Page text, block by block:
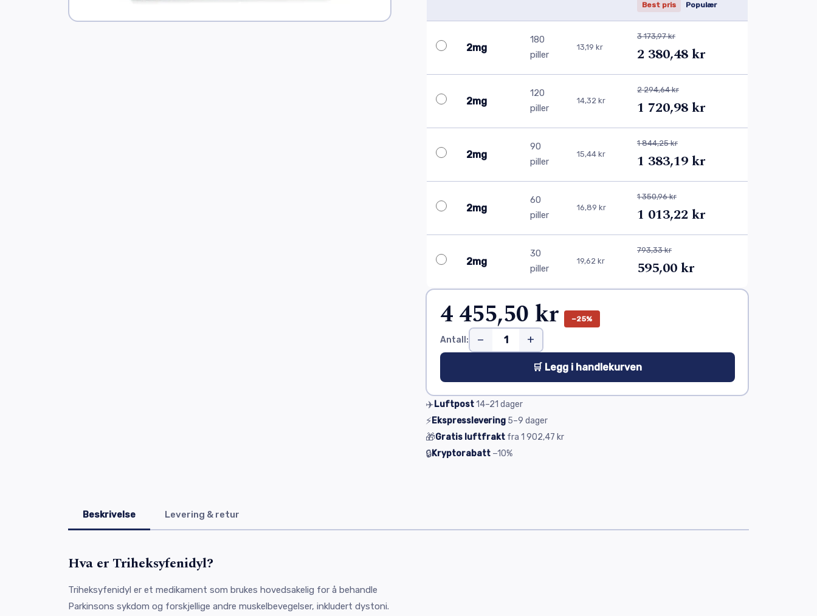
Best pris Populær
2mg
180
piller
13,19 kr
3 173,97 kr
2 380,48 kr
2mg
120
piller
14,32 kr
2 294,64 kr
1 720,98 kr
2mg
90
piller
15,44 kr
1 844,25 kr
1 383,19 kr
2mg
60
piller
16,89 kr
1 350,96 kr
1 013,22 kr
2mg
30
piller
19,62 kr
793,33 kr
595,00 kr
4 455,50 kr −25%
Antall: − +
🛒 Legg i handlekurven
✈️Luftpost14–21 dager
⚡Ekspresslevering 5–9 dager
🎁Gratis luftfrakt fra 1 902,47 kr
🔒Kryptorabatt −10%
Beskrivelse Levering & retur
Hva er Triheksyfenidyl?
Triheksyfenidyl er et medikament som brukes hovedsakelig for å behandle
Parkinsons sykdom og forskjellige andre muskelbevegelser, inkludert dystoni.